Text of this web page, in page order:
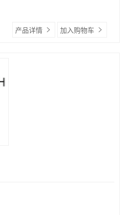
产品详情 加入购物车